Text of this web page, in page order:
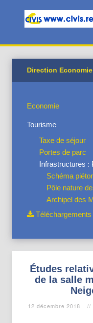
Direction
Economie
Tourisme
Taxe de séjour
Portes de parc
Infrastructures :
Schéma
Pôle nature
Archipel des
Téléchargements
Études
de la salle
12 décembre 2018